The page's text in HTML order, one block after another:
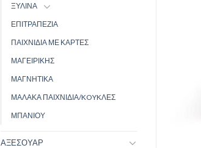
ΞΥΛΙΝΑ
ΕΠΙΤΡΑΠΕΖΙΑ
ΠΑΙΧΝΙΔΙΑ ΜΕ ΚΑΡΤΕΣ
ΜΑΓΕΙΡΙΚΗΣ
ΜΑΓΝΗΤΙΚΑ
ΜΑΛΑΚΑ ΠΑΙΧΝΙΔΙΑ/KOYKΛΕΣ
ΜΠΑΝΙΟΥ
ΑΞΕΣΟΥΑΡ